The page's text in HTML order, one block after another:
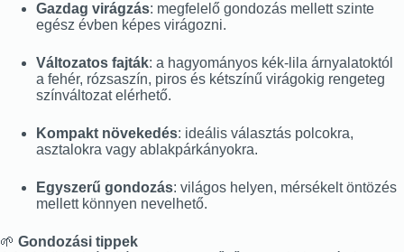
Gazdag virágzás: megfelelő gondozás mellett szinte
egész évben képes virágozni.
Változatos fajták: a hagyományos kék-lila árnyalatoktól
a fehér, rózsaszín, piros és kétszínű virágokig rengeteg
színváltozat elérhető.
Kompakt növekedés: ideális választás polcokra,
asztalokra vagy ablakpárkányokra.
Egyszerű gondozás: világos helyen, mérsékelt öntözés
mellett könnyen nevelhető.
🌱 Gondozási tippek